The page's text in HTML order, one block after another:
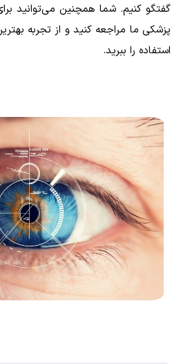
گفتگو کنیم. شما همچنین می‌توانید
پزشکی ما مراجعه کنید و از تجربه
استفاده را ببرید.